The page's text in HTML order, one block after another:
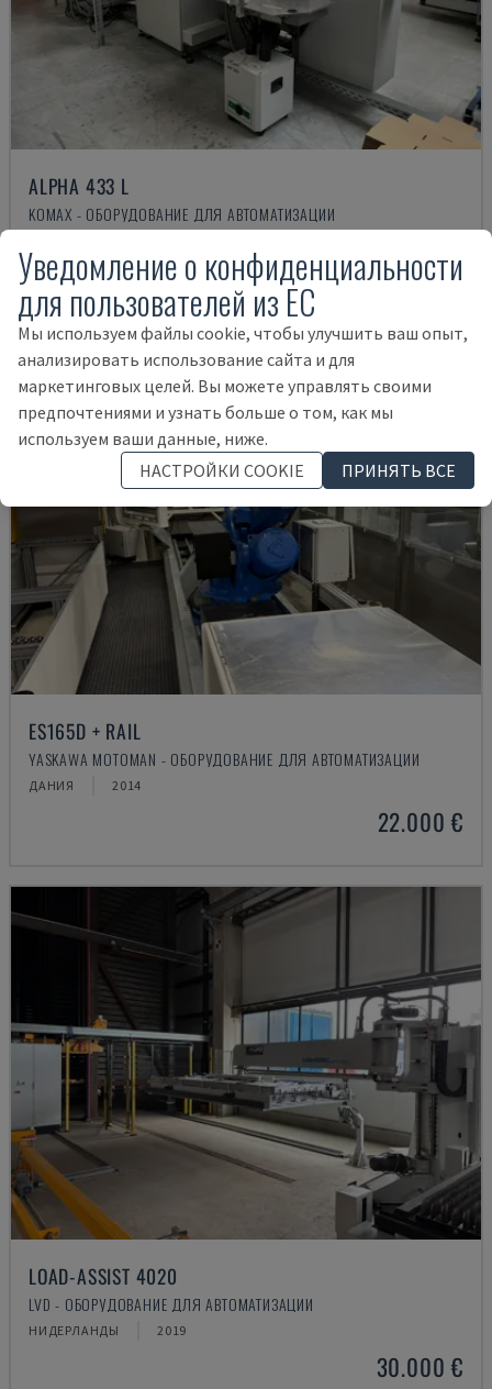
ALPHA 433 L
KOMAX - ОБОРУДОВАНИЕ ДЛЯ АВТОМАТИЗАЦИИ
30.000 €
ES165D + RAIL
YASKAWA MOTOMAN - ОБОРУДОВАНИЕ ДЛЯ АВТОМАТИЗАЦИИ
ДАНИЯ 2014
22.000 €
LOAD-ASSIST 4020
LVD - ОБОРУДОВАНИЕ ДЛЯ АВТОМАТИЗАЦИИ
НИДЕРЛАНДЫ 2019
30.000 €
Уведомление о конфиденциальности
для пользователей из ЕС
Мы используем файлы cookie, чтобы улучшить ваш опыт,
анализировать использование сайта и для
маркетинговых целей. Вы можете управлять своими
предпочтениями и узнать больше о том, как мы
используем ваши данные, ниже.
НАСТРОЙКИ COOKIE
ПРИНЯТЬ ВСЕ